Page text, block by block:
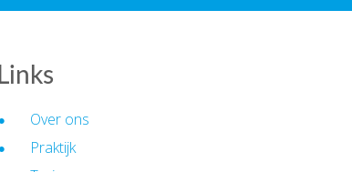
Links
Over ons
Praktijk